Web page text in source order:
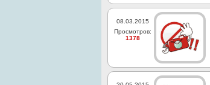
08.03.2015
Просмотров:
1378